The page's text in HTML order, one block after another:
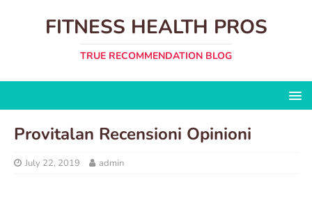
FITNESS HEALTH PROS
TRUE RECOMMENDATION BLOG
Provitalan Recensioni Opinioni
July 22, 2019 admin